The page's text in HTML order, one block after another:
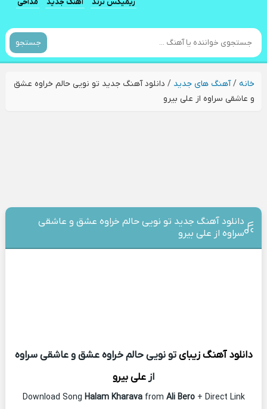
جستجو
خانه/آهنگ های جدید / دانلود آهنگ جدید تو نویی حالم خراوه عشق
و عاشقی سراوه از علی بیرو
دانلود آهنگ جدید تو نویی حالم خراوه عشق و عاشقی
سراوه از علی بیرو
دانلود آهنگ زیبای تو نویی حالم خراوه عشق و عاشقی سراوه
ازعلی بیرو
Download Song Halam Kharavafrom Ali Bero+ Direct Link